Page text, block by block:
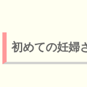
初めての妊婦